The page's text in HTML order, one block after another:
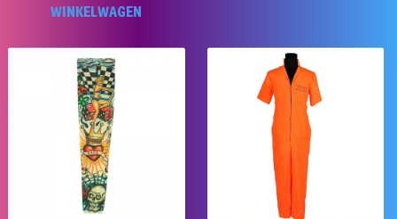
WINKELWAGEN